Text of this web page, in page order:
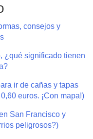
consejos y
¿qué significado tienen
ir de cañas y tapas
euros. ¡Con mapa!)
San Francisco y
peligrosos?)